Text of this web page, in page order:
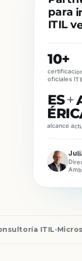
para
ITIL
10+
oficiales ITIL
ES+
alcance
ITIL Microsoft